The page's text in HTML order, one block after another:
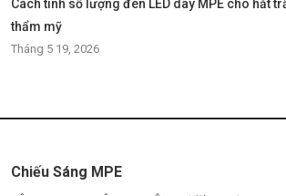
Cách tính số lượng đèn LED dây MPE cho hắt
thẩm mỹ
Tháng 5 19, 2026
Chiếu Sáng MPE